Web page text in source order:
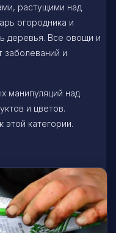
растущими над
огородника и
деревья. Все овощи и
заболеваний и
манипуляций над
и цветов.
этой категории.